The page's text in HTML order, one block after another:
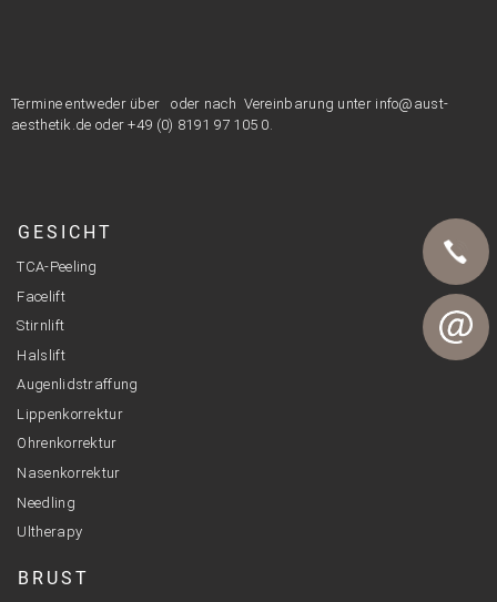
Termine entweder über
oder nach Vereinbarung unter info@aust-
aesthetik.de oder +49 (0) 8191 97 105 0.
GESICHT
TCA-Peeling
Facelift
Stirnlift
Halslift
Augenlidstraffung
Lippenkorrektur
Ohrenkorrektur
Nasenkorrektur
Needling
Ultherapy
BRUST
Telefon